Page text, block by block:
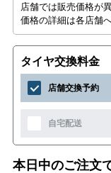
店舗では販売価格が
価格の詳細は各店舗
タイヤ交換料金
店舗交換予約
自宅配送
本日中のご注文